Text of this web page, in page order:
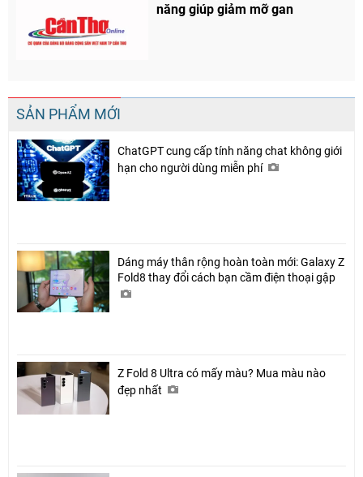
năng giúp giảm mỡ gan
SẢN PHẨM MỚI
ChatGPT cung cấp tính năng chat không giới
hạn cho người dùng miễn phí
Dáng máy thân rộng hoàn toàn mới: Galaxy Z
Fold8 thay đổi cách bạn cầm điện thoại gập
Z Fold 8 Ultra có mấy màu? Mua màu nào
đẹp nhất